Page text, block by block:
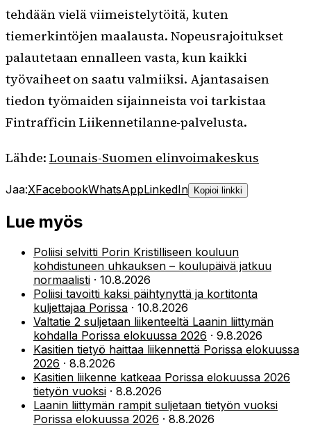
tehdään vielä viimeistelytöitä, kuten
tiemerkintöjen maalausta. Nopeusrajoitukset
palautetaan ennalleen vasta, kun kaikki
työvaiheet on saatu valmiiksi. Ajantasaisen
tiedon työmaiden sijainneista voi tarkistaa
Fintrafficin Liikennetilanne-palvelusta.
Lähde: Lounais-Suomen elinvoimakeskus
Jaa:XFacebookWhatsAppLinkedIn Kopioi linkki
Lue myös
Poliisi selvitti Porin Kristilliseen kouluun
kohdistuneen uhkauksen – koulupäivä jatkuu
normaalisti · 10.8.2026
Poliisi tavoitti kaksi päihtynyttä ja kortitonta
kuljettajaa Porissa · 10.8.2026
Valtatie 2 suljetaan liikenteeltä Laanin liittymän
kohdalla Porissa elokuussa 2026 · 9.8.2026
Kasitien tietyö haittaa liikennettä Porissa elokuussa
2026 · 8.8.2026
Kasitien liikenne katkeaa Porissa elokuussa 2026
tietyön vuoksi · 8.8.2026
Laanin liittymän rampit suljetaan tietyön vuoksi
Porissa elokuussa 2026 · 8.8.2026